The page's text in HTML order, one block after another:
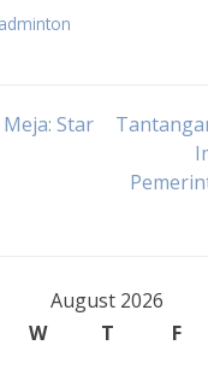
Star
August 2026
W T F